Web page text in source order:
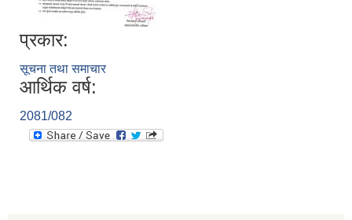
प्रकार:
सूचना तथा समाचार
आर्थिक वर्ष:
2081/082